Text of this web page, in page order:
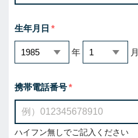
生年月日
年 月
携帯電話番号
ハイフン無しでご記入ください